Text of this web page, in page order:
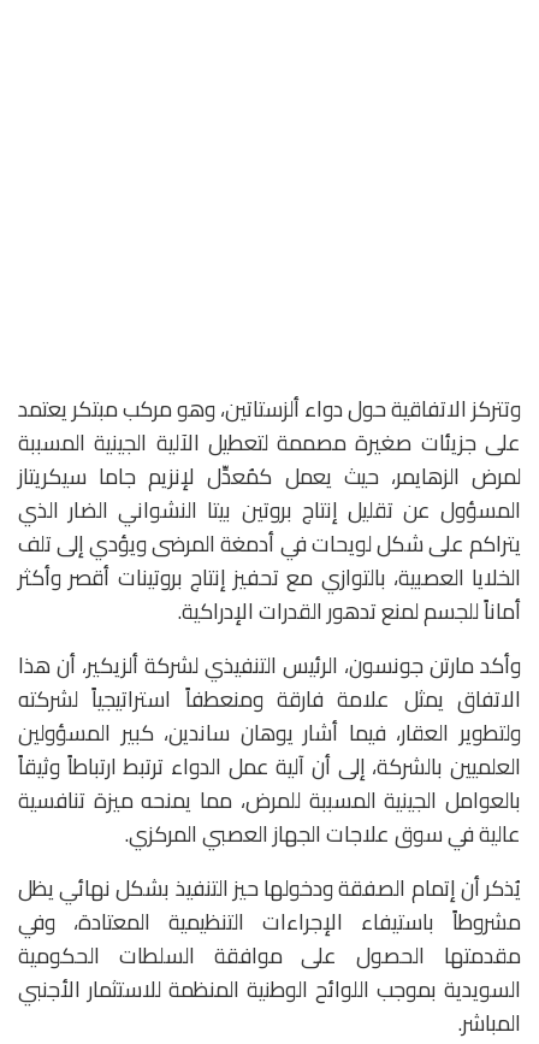
وتتركز الاتفاقية حول دواء ألزستاتين، وهو مركب مبتكر يعتمد
على جزيئات صغيرة مصممة لتعطيل الآلية الجينية المسببة
لمرض الزهايمر، حيث يعمل كمُعدِّل لإنزيم جاما سيكريتاز
المسؤول عن تقليل إنتاج بروتين بيتا النشواني الضار الذي
يتراكم على شكل لويحات في أدمغة المرضى ويؤدي إلى تلف
الخلايا العصبية، بالتوازي مع تحفيز إنتاج بروتينات أقصر وأكثر
أماناً للجسم لمنع تدهور القدرات الإدراكية.
وأكد مارتن جونسون، الرئيس التنفيذي لشركة ألزيكير، أن هذا
الاتفاق يمثل علامة فارقة ومنعطفاً استراتيجياً لشركته
ولتطوير العقار، فيما أشار يوهان ساندين، كبير المسؤولين
العلميين بالشركة، إلى أن آلية عمل الدواء ترتبط ارتباطاً وثيقاً
بالعوامل الجينية المسببة للمرض، مما يمنحه ميزة تنافسية
عالية في سوق علاجات الجهاز العصبي المركزي.
يُذكر أن إتمام الصفقة ودخولها حيز التنفيذ بشكل نهائي يظل
مشروطاً باستيفاء الإجراءات التنظيمية المعتادة، وفي
مقدمتها الحصول على موافقة السلطات الحكومية
السويدية بموجب اللوائح الوطنية المنظمة للاستثمار الأجنبي
المباشر.